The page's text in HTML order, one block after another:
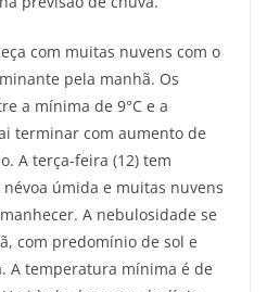
com muitas nuvens com o
pela manhã. Os
a mínima de 9°C e a
terminar com aumento de
A terça-feira (12) tem
úmida e muitas nuvens
A nebulosidade se
com predomínio de sol e
A temperatura mínima é de